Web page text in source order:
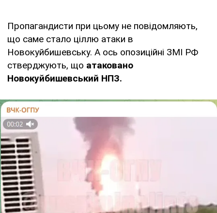
Пропагандисти при цьому не повідомляють,
що саме стало ціллю атаки в
Новокуйбишевську. А ось опозиційні ЗМІ РФ
стверджують, що атаковано
Новокуйбишевський НПЗ.